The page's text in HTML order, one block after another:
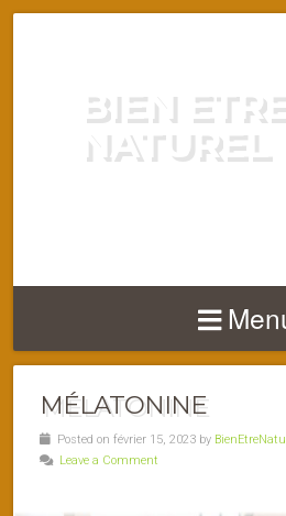
BIEN
NATUREL
MÉLATONINE
Posted on février 15, 2023 by
Leave a Comment